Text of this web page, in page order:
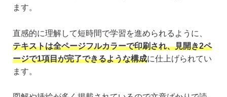
ます。
直感的に理解して短時間で学習を進められるように、
テキストは全ページフルカラーで印刷され、見開き2ペ
ージで1項目が完了できるような構成に仕上げられてい
ます。